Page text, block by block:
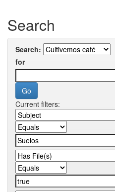
Search
Search:
for
Current filters: